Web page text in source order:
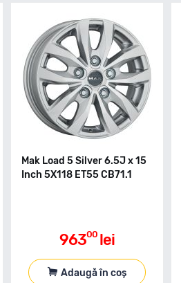
Mak Load 5 Silver 6.5J x 15
Inch 5X118 ET55 CB71.1
96300 lei
Adaugă în coș